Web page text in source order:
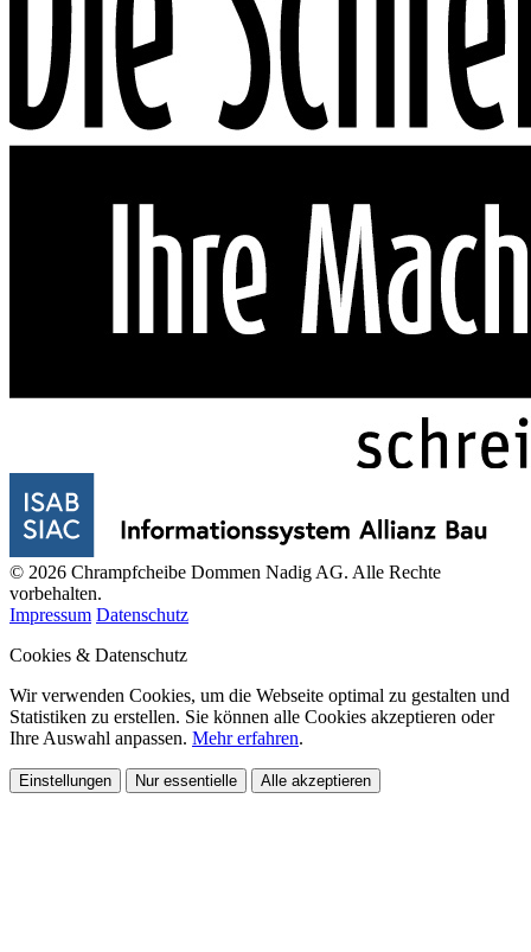
© 2026 Chrampfcheibe Dommen Nadig AG. Alle Rechte
vorbehalten.
Impressum Datenschutz
Cookies & Datenschutz
Wir verwenden Cookies, um die Webseite optimal zu gestalten und
Statistiken zu erstellen. Sie können alle Cookies akzeptieren oder
Ihre Auswahl anpassen. Mehr erfahren.
Einstellungen Nur essentielle Alle akzeptieren